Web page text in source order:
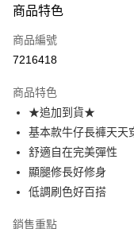
便利好安心！
２．便利：只要手機號碼，
３．安心：先確認商品／服
【「AFTEE先享後付」結帳
１．於結帳方式選擇「
結帳頁面，進行簡訊認證
２．訂單成立數日內，您
ATM／網路銀行／等多元
※ 請注意：結帳手續完成
購買商品的店家。未經商
後付繳納相關費用。
運送方式
全家取貨付款
付款後全家取貨
每筆NT$80，滿
每筆NT$80，滿
商品特色
商品編號
7216418
商品特色
★追加到貨★
基本款牛仔長褲天天
舒適自在完美彈性
顯腿修長好修身
低調刷色好百搭
銷售重點